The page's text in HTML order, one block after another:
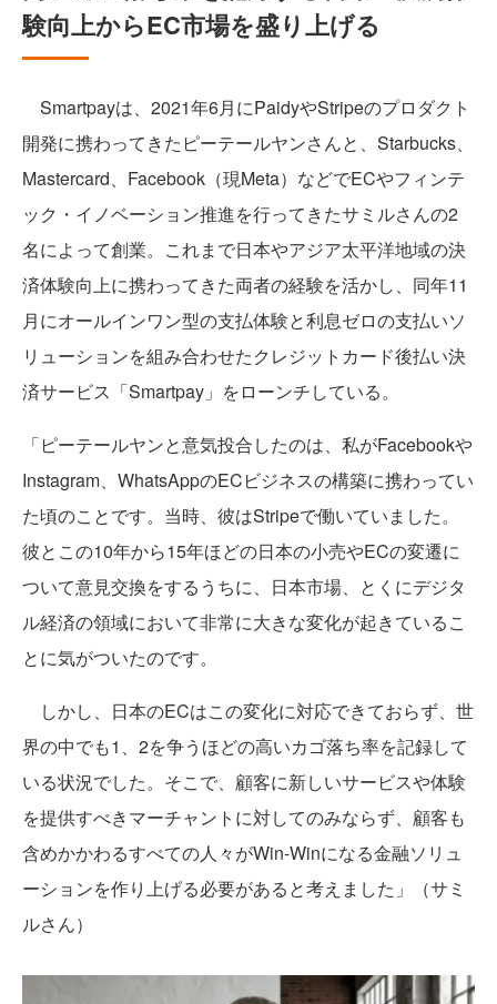
験向上からEC市場を盛り上げる
Smartpayは、2021年6月にPaidyやStripeのプロダクト
開発に携わってきたピーテールヤンさんと、Starbucks、
Mastercard、Facebook（現Meta）などでECやフィンテ
ック・イノベーション推進を行ってきたサミルさんの2
名によって創業。これまで日本やアジア太平洋地域の決
済体験向上に携わってきた両者の経験を活かし、同年11
月にオールインワン型の支払体験と利息ゼロの支払いソ
リューションを組み合わせたクレジットカード後払い決
済サービス「Smartpay」をローンチしている。
「ピーテールヤンと意気投合したのは、私がFacebookや
Instagram、WhatsAppのECビジネスの構築に携わってい
た頃のことです。当時、彼はStripeで働いていました。
彼とこの10年から15年ほどの日本の小売やECの変遷に
ついて意見交換をするうちに、日本市場、とくにデジタ
ル経済の領域において非常に大きな変化が起きているこ
とに気がついたのです。
しかし、日本のECはこの変化に対応できておらず、世
界の中でも1、2を争うほどの高いカゴ落ち率を記録して
いる状況でした。そこで、顧客に新しいサービスや体験
を提供すべきマーチャントに対してのみならず、顧客も
含めかかわるすべての人々がWin-Winになる金融ソリュ
ーションを作り上げる必要があると考えました」（サミ
ルさん）